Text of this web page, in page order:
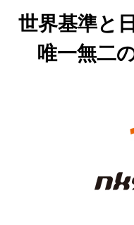
世界基準と
唯一無二